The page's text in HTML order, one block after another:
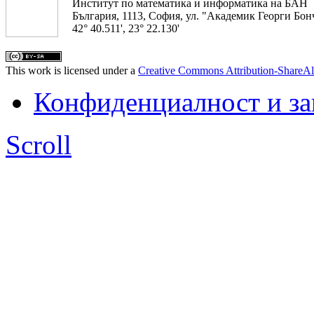
Институт по математика и информатика на БАН
България, 1113, София, ул. "Академик Георги
42° 40.511', 23° 22.130'
This work is licensed under a Creative Commons Attribution-
Конфиденциалност и
Scroll